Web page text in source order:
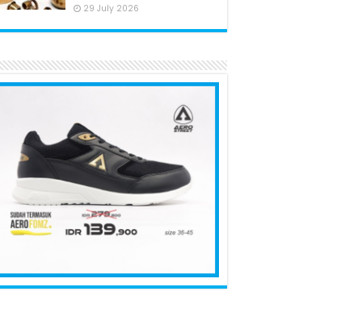
29 July 2026